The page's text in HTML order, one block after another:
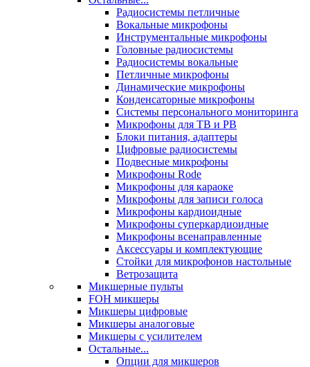
Радиосистемы петличные
Вокальные микрофоны
Инструментальные микрофоны
Головные радиосистемы
Радиосистемы вокальные
Петличные микрофоны
Динамические микрофоны
Конденсаторные микрофоны
Системы персонального мониторинга
Микрофоны для ТВ и РВ
Блоки питания, адаптеры
Цифровые радиосистемы
Подвесные микрофоны
Микрофоны Rode
Микрофоны для караоке
Микрофоны для записи голоса
Микрофоны кардиоидные
Микрофоны суперкардиоидные
Микрофоны всенаправленные
Аксессуары и комплектующие
Стойки для микрофонов настольные
Ветрозащита
Микшерные пульты
FOH микшеры
Микшеры цифровые
Микшеры аналоговые
Микшеры с усилителем
Остальные...
Опции для микшеров